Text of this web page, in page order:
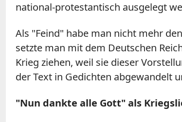
national-protestantisch ausgelegt
Als "Feind" habe man nicht mehr
setzte man mit dem Deutschen
Krieg ziehen, weil sie dieser
der Text in Gedichten abgewandelt
"Nun dankte alle Gott" als